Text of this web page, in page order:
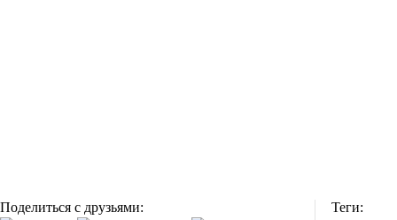
Поделиться с друзьями:
Теги: